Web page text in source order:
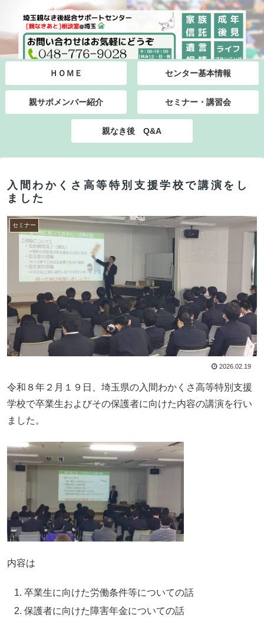
ＨＯＭＥ センター基本情報
親サポメンバー紹介 セミナー・講習会
親なき後 Q&A
入間わかくさ高等特別支援学校で講演をし
ました
セミナー
2026.02.19
令和８年２月１９日、埼玉県の入間わかくさ高等特別支援
学校で卒業生およびその保護者に向けた内容の講演を行い
ました。
内容は
卒業生に向けた労働条件等についての話
保護者に向けた障害年金についての話